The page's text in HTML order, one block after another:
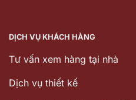
DỊCH VỤ KHÁCH HÀNG
Tư vấn xem hàng tại nhà
Dịch vụ thiết kế